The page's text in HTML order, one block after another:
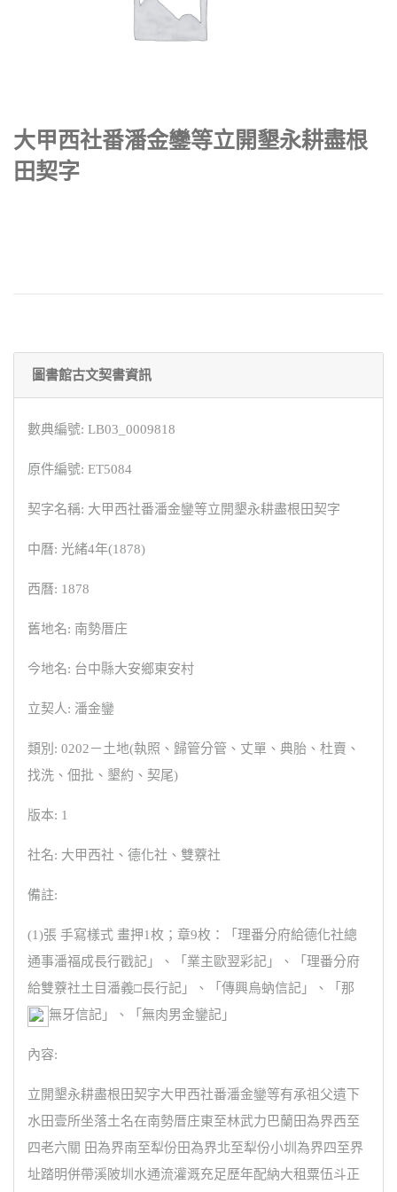
大甲西社番潘金鑾等立開墾永耕盡根
田契字
圖書館古文契書資訊
數典編號: LB03_0009818
原件編號: ET5084
契字名稱: 大甲西社番潘金鑾等立開墾永耕盡根田契字
中曆: 光緒4年(1878)
西曆: 1878
舊地名: 南勢厝庄
今地名: 台中縣大安鄉東安村
立契人: 潘金鑾
類別: 0202－土地(執照、歸管分管、丈單、典胎、杜賣、
找洗、佃批、墾約、契尾)
版本: 1
社名: 大甲西社、德化社、雙藔社
備註:
(1)張 手寫樣式 畫押1枚；章9枚：「理番分府給德化社總
通事潘福成長行戳記」、「業主歐翌彩記」、「理番分府
給雙藔社土目潘義□長行記」、「傳興烏蚋信記」、「那
無牙信記」、「無肉男金鑾記」
內容:
立開墾永耕盡根田契字大甲西社番潘金鑾等有承祖父遺下
水田壹所坐落土名在南勢厝庄東至林武力巴蘭田為界西至
四老六關 田為界南至犁份田為界北至犁份小圳為界四至界
址踏明併帶溪陂圳水通流灌溉充足歷年配納大租粟伍斗正